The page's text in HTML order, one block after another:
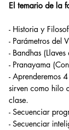
El temario de la
- Historia y
- Parámetros del
- Bandhas (Llaves
- Pranayama
- Aprenderemos
sirven como hilo
clase.
- Secuenciar
- Secuenciar